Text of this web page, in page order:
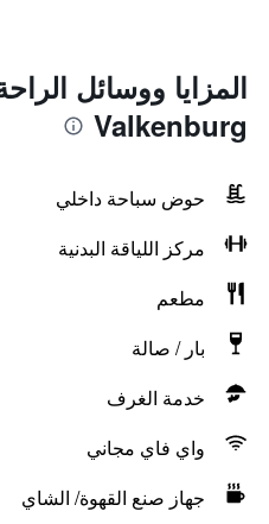
Valkenburg
حوض سباحة داخلي
مركز اللياقة البدنية
مطعم
بار / صالة
خدمة الغرف
واي فاي مجاني
جهاز صنع القهوة/ الشاي